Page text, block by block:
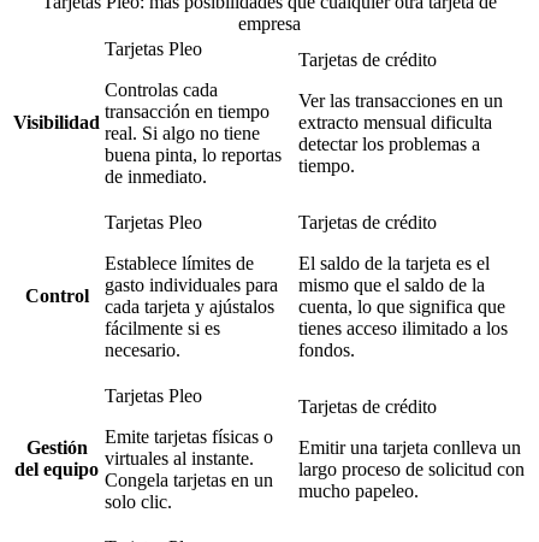
empresa
Visibilidad
Tarjetas Pleo
Controlas cada
transacción en tiempo
real. Si algo no tiene
buena pinta, lo reportas
de inmediato.
Tarjetas de crédito
Ver las transacciones en un
extracto mensual dificulta
detectar los problemas a
tiempo.
Control
Tarjetas Pleo
Establece límites de
gasto individuales para
cada tarjeta y ajústalos
fácilmente si es
necesario.
Tarjetas de crédito
El saldo de la tarjeta es el
mismo que el saldo de la
cuenta, lo que significa que
tienes acceso ilimitado a los
fondos.
Gestión
del equipo
Tarjetas Pleo
Emite tarjetas físicas o
virtuales al instante.
Congela tarjetas en un
solo clic.
Tarjetas de crédito
Emitir una tarjeta conlleva un
largo proceso de solicitud con
mucho papeleo.